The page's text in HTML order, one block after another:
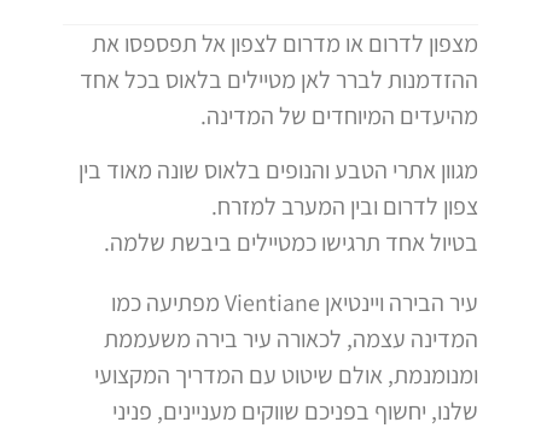
מצפון לדרום או מדרום לצפון אל תפספסו את
ההזדמנות לברר לאן מטיילים בלאוס בכל אחד
מהיעדים המיוחדים של המדינה.
מגוון אתרי הטבע והנופים בלאוס שונה מאוד בין
צפון לדרום ובין המערב למזרח.
בטיול אחד תרגישו כמטיילים ביבשת שלמה.
עיר הבירה ויינטיאן Vientiane מפתיעה כמו
המדינה עצמה, לכאורה עיר בירה משעממת
ומנומנמת, אולם שיטוט עם המדריך המקצועי
שלנו, יחשוף בפניכם שווקים מעניינים, פניני